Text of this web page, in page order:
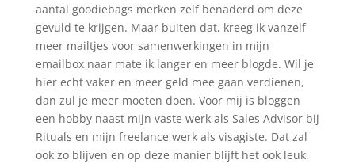
aantal goodiebags merken zelf benaderd om deze
gevuld te krijgen. Maar buiten dat, kreeg ik vanzelf
meer mailtjes voor samenwerkingen in mijn
emailbox naar mate ik langer en meer blogde. Wil je
hier echt vaker en meer geld mee gaan verdienen,
dan zul je meer moeten doen. Voor mij is bloggen
een hobby naast mijn vaste werk als Sales Advisor bij
Rituals en mijn freelance werk als visagiste. Dat zal
ook zo blijven en op deze manier blijft het ook leuk